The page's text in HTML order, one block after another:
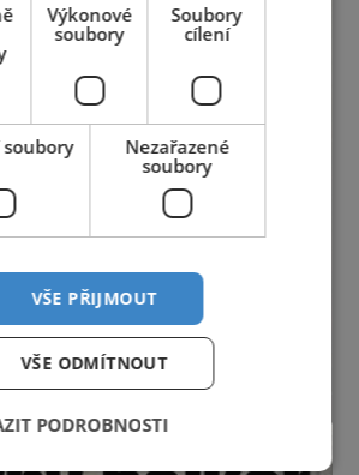
Výkonové
soubory
Soubory
cílení
Nezařazené
soubory
VŠE PŘIJMOUT
VŠE ODMÍTNOUT
PODROBNOSTI